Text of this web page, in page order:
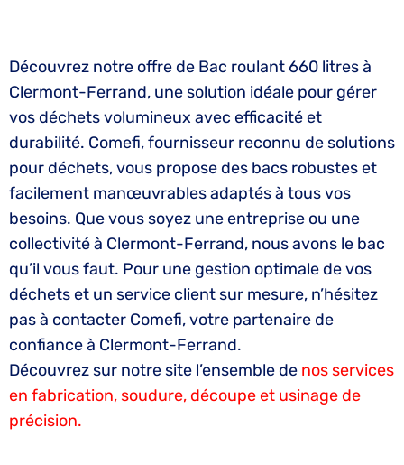
Découvrez notre offre de Bac roulant 660 litres à
Clermont-Ferrand, une solution idéale pour gérer
vos déchets volumineux avec efficacité et
durabilité. Comefi, fournisseur reconnu de solutions
pour déchets, vous propose des bacs robustes et
facilement manœuvrables adaptés à tous vos
besoins. Que vous soyez une entreprise ou une
collectivité à Clermont-Ferrand, nous avons le bac
qu’il vous faut. Pour une gestion optimale de vos
déchets et un service client sur mesure, n’hésitez
pas à contacter Comefi, votre partenaire de
confiance à Clermont-Ferrand.
Découvrez sur notre site l’ensemble de nos services
en fabrication, soudure, découpe et usinage de
précision.